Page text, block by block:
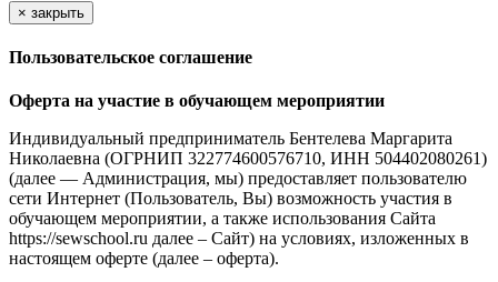
× закрыть
Пользовательское соглашение
Оферта на участие в обучающем мероприятии
Индивидуальный предприниматель Бентелева Маргарита
Николаевна (ОГРНИП 322774600576710, ИНН 504402080261)
(далее — Администрация, мы) предоставляет пользователю
сети Интернет (Пользователь, Вы) возможность участия в
обучающем мероприятии, а также использования Сайта
https://sewschool.ru далее – Сайт) на условиях, изложенных в
настоящем оферте (далее – оферта).